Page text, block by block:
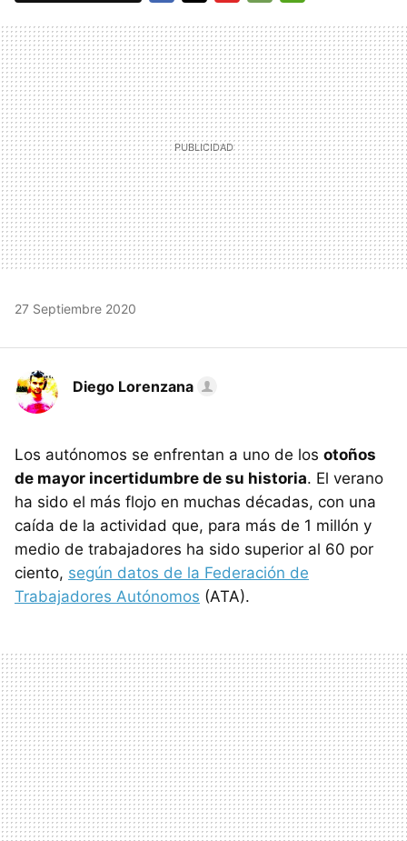
MAIL
27 Septiembre 2020
Diego Lorenzana
Los autónomos se enfrentan a uno de los otoños
de mayor incertidumbre de su historia. El verano
ha sido el más flojo en muchas décadas, con una
caída de la actividad que, para más de 1 millón y
medio de trabajadores ha sido superior al 60 por
ciento, según datos de la Federación de
Trabajadores Autónomos (ATA).